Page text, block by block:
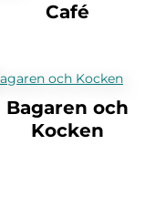
Café
Bagaren och
Kocken